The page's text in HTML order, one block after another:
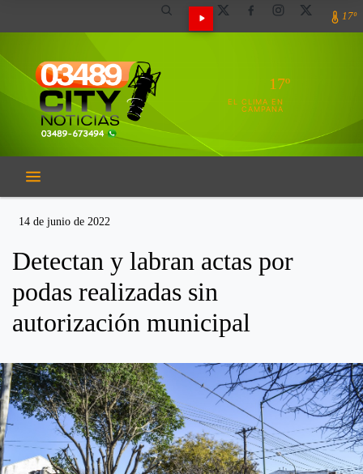
17º
17º
EL CLIMA EN
CAMPANA
14 de junio de 2022
Detectan y labran actas por
podas realizadas sin
autorización municipal